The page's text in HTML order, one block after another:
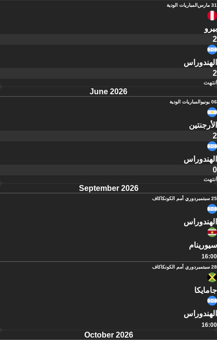
31 مارس المباريات الودية
بيرو
2
الهندوراس
2
انتهت
June 2026
06 يونيو المباريات الودية
الأرجنتين
2
الهندوراس
0
انتهت
September 2026
25 سبتمبر دوري أمم الكونكاكاف
الهندوراس
سيورينام
16:00
28 سبتمبر دوري أمم الكونكاكاف
جامايكا
الهندوراس
16:00
October 2026